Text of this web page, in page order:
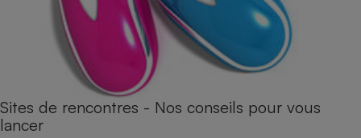
Sites de rencontres - Nos conseils pour vous
lancer